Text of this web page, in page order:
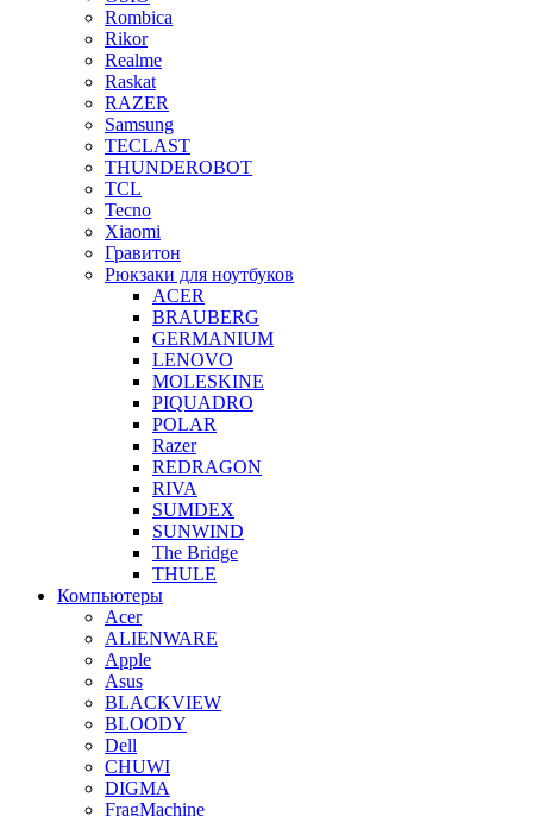
Rombica
Rikor
Realme
Raskat
RAZER
Samsung
TECLAST
THUNDEROBOT
TCL
Tecno
Xiaomi
Гравитон
Рюкзаки для ноутбуков
ACER
BRAUBERG
GERMANIUM
LENOVO
MOLESKINE
PIQUADRO
POLAR
Razer
REDRAGON
RIVA
SUMDEX
SUNWIND
The Bridge
THULE
Компьютеры
Acer
ALIENWARE
Apple
Asus
BLACKVIEW
BLOODY
Dell
CHUWI
DIGMA
FragMachine